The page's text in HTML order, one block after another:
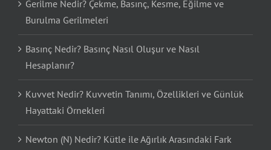
Gerilme Nedir? Çekme, Basınç, Kesme, Eğilme ve
Burulma Gerilmeleri
Basınç Nedir? Basınç Nasıl Oluşur ve Nasıl
Hesaplanır?
Kuvvet Nedir? Kuvvetin Tanımı, Özellikleri ve Günlük
Hayattaki Örnekleri
Newton (N) Nedir? Kütle ile Ağırlık Arasındaki Fark